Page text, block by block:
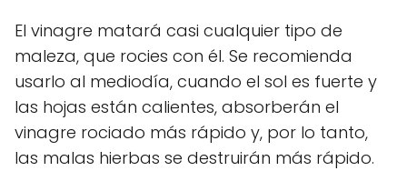
El vinagre matará casi cualquier tipo de
maleza, que rocies con él. Se recomienda
usarlo al mediodía, cuando el sol es fuerte y
las hojas están calientes, absorberán el
vinagre rociado más rápido y, por lo tanto,
las malas hierbas se destruirán más rápido.